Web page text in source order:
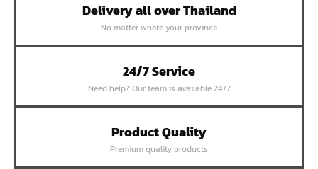
หน้าแปลนเชื่อมบอด SUS304 JEF 10K FF
หน้าแปลนเชื่อมบอด SUS304 JEF 5K FF
หน้าแปลนเชื่อมบอด SUS304 JEF 150P RF
หน้าแปลนสลิปออน SUS304 JEF 300P SORF
หน้าแปลนเชื่อม SUS304 JEF PN40 RF
หน้าแปลนเชื่อม SUS304 JEF PN25 RF
หน้าแปลนเชื่อม SUS304 JEF PN16 RF
Delivery all over Thailand
No matter where your province
24/7 Service
Need help? Our team is available 24/7
Product Quality
Premium quality products